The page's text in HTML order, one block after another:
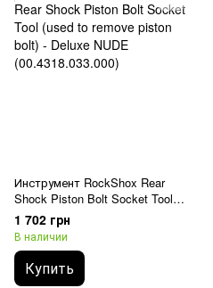
Инструмент RockShox Rear
Shock Piston Bolt Socket Tool
(used to remove piston bolt) -
Deluxe NUDE (00.4318.033.000)
1 702 грн
В наличии
Купить